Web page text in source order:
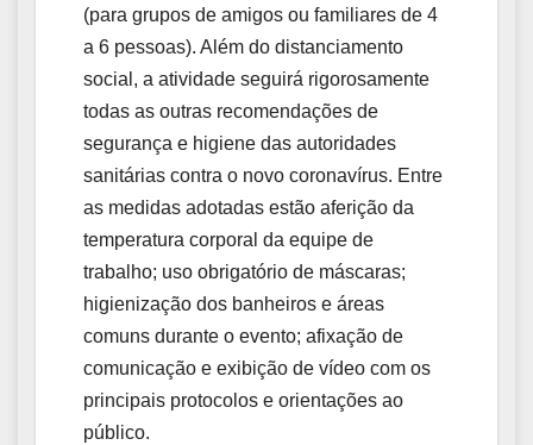
(para grupos de amigos ou familiares de 4
a 6 pessoas). Além do distanciamento
social, a atividade seguirá rigorosamente
todas as outras recomendações de
segurança e higiene das autoridades
sanitárias contra o novo coronavírus. Entre
as medidas adotadas estão aferição da
temperatura corporal da equipe de
trabalho; uso obrigatório de máscaras;
higienização dos banheiros e áreas
comuns durante o evento; afixação de
comunicação e exibição de vídeo com os
principais protocolos e orientações ao
público.